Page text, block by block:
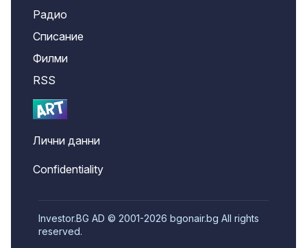
Радио
Списание
Филми
RSS
Лични данни
Confidentiality
Investor.BG AD © 2001-2026 bgonair.bg All rights
reserved.